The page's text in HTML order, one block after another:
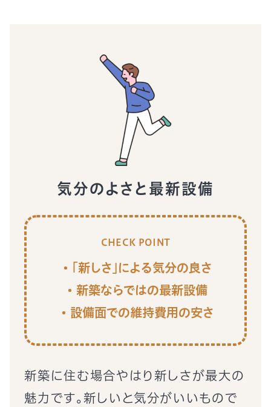
気分のよさと最新設備
CHECK POINT
「新しさ」による気分の良さ
新築ならではの最新設備
設備面での維持費用の安さ
新築に住む場合やはり新しさが最大の
魅力です。新しいと気分がいいもので